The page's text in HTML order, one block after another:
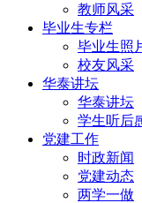
教师风采
毕业生专栏
毕业生照
校友风采
华泰讲坛
华泰讲坛
学生听后
党建工作
时政新闻
党建动态
两学一做